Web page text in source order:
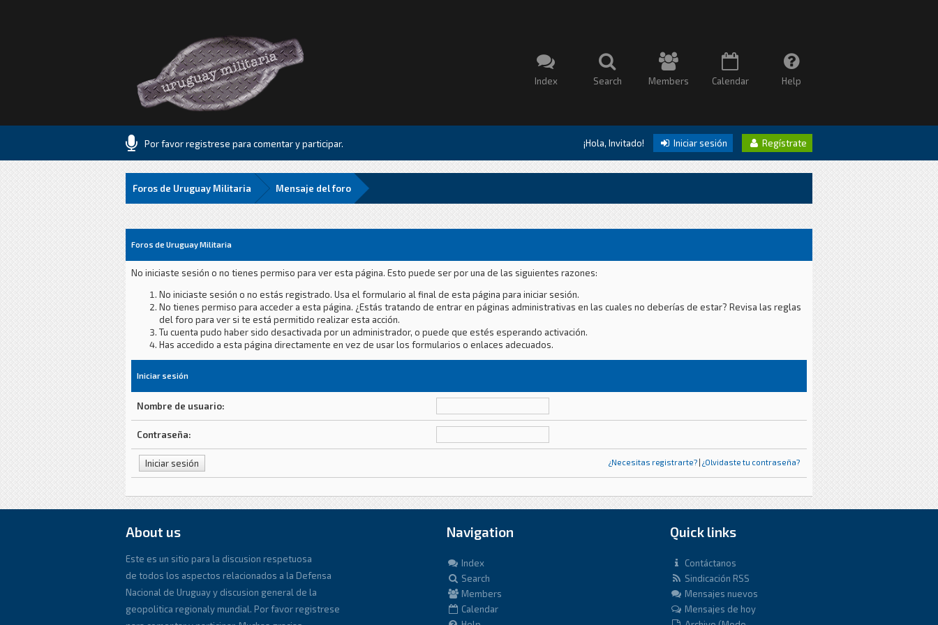
Index Search Members Calendar Help
Por favor registrese para comentar y participar. ¡Hola, Invitado! Iniciar sesión Regístrate
Foros de Uruguay Militaria Mensaje del foro
Foros de Uruguay Militaria
No iniciaste sesión o no tienes permiso para ver esta página. Esto puede ser por una de las siguientes razones:
No iniciaste sesión o no estás registrado. Usa el formulario al final de esta página para iniciar sesión.
No tienes permiso para acceder a esta página. ¿Estás tratando de entrar en páginas administrativas en las cuales no deberías de estar? Revisa las reglas
del foro para ver si te está permitido realizar esta acción.
Tu cuenta pudo haber sido desactivada por un administrador, o puede que estés esperando activación.
Has accedido a esta página directamente en vez de usar los formularios o enlaces adecuados.
Iniciar sesión
Nombre de usuario:
Contraseña:
¿Necesitas registrarte? | ¿Olvidaste tu contraseña?
About us
Este es un sitio para la discusion respetuosa
de todos los aspectos relacionados a la Defensa
Nacional de Uruguay y discusion general de la
geopolitica regionaly mundial. Por favor registrese
Navigation
Index
Search
Members
Calendar
Quick links
Contáctanos
Sindicación RSS
Mensajes nuevos
Mensajes de hoy